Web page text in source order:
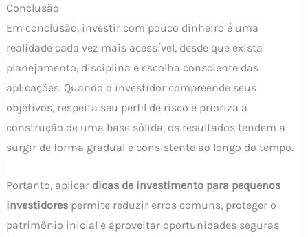
Conclusão
Em conclusão, investir com pouco dinheiro é uma
realidade cada vez mais acessível, desde que exista
planejamento, disciplina e escolha consciente das
aplicações. Quando o investidor compreende seus
objetivos, respeita seu perfil de risco e prioriza a
construção de uma base sólida, os resultados tendem a
surgir de forma gradual e consistente ao longo do tempo.
Portanto, aplicar dicas de investimento para pequenos
investidorespermite reduzir erros comuns, proteger o
patrimônio inicial e aproveitar oportunidades seguras